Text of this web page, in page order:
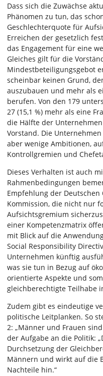
Dass sich die Zuwächse
Phänomen zu tun, das
Geschlechterquote für
Erreichen der gesetzlich
das Engagement für eine
Gleiches gilt für die
Mindestbeteiligungsgebot
scheinbar keinen Grund,
auszubauen und mehr als
berufen. Von den 179
27 (15,1 %) mehr als eine
die Hälfte der
Vorstand. Die
aber wenige Ambitionen,
Kontrollgremien und
Dieses Verhalten ist auch
Rahmenbedingungen
Empfehlung der Deutschen
Kommission, die nicht nur
Aufsichtsgremium
einer Kompetenzmatrix
mit Blick auf die
Social Responsibility
Unternehmen künftig
was sie tun in Bezug auf
orientierte Aspekte und
gleichberechtigte Teilhabe
Zudem gibt es eindeutige
politische Leitplanken. So
2: „Männer und Frauen
der Aufgabe an die Politik:
Durchsetzung der
Männern und wirkt auf die
Nachteile hin.“